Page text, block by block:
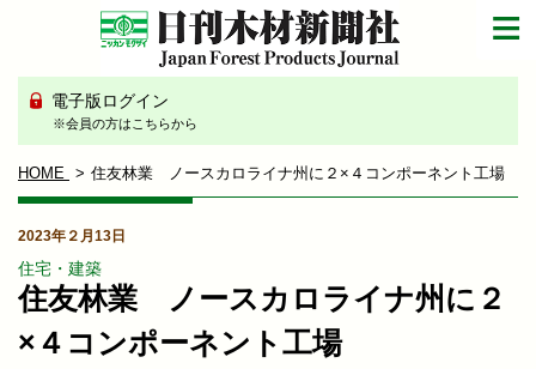
電子版ログイン
※会員の方はこちらから
HOME 住友林業 ノースカロライナ州に２×４コンポーネント工場
2023年２月13日
住宅・建築
住友林業 ノースカロライナ州に２
×４コンポーネント工場